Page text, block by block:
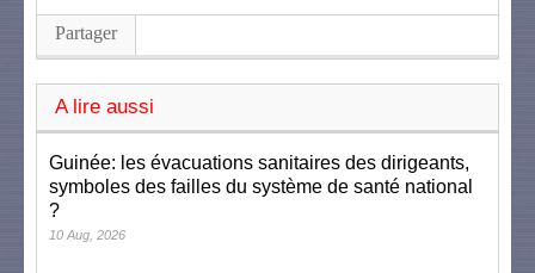
Partager
A lire aussi
Guinée: les évacuations sanitaires des dirigeants,
symboles des failles du système de santé national
?
10 Aug, 2026